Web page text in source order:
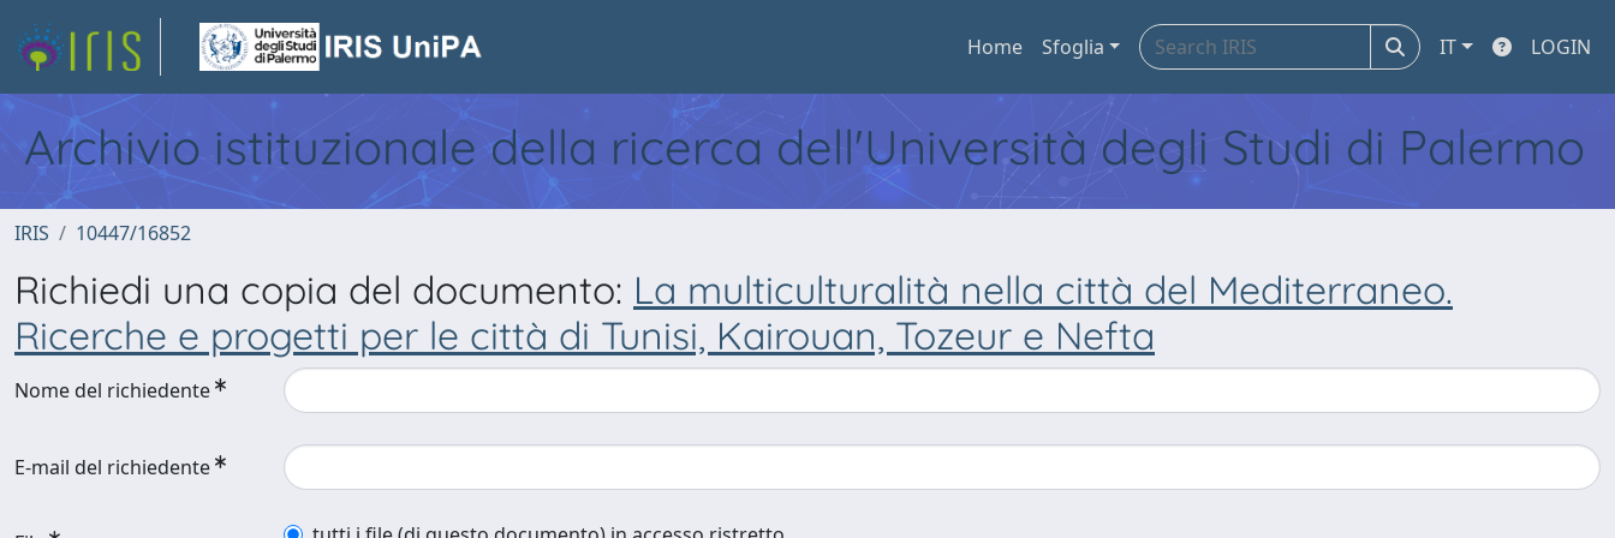
Home Sfoglia IT LOGIN
Archivio istituzionale della ricerca dell'Università degli Studi di Palermo
IRIS 10447/16852
Richiedi una copia del documento: La multiculturalità nella città del Mediterraneo.
Ricerche e progetti per le città di Tunisi, Kairouan, Tozeur e Nefta
Nome del richiedente
E-mail del richiedente